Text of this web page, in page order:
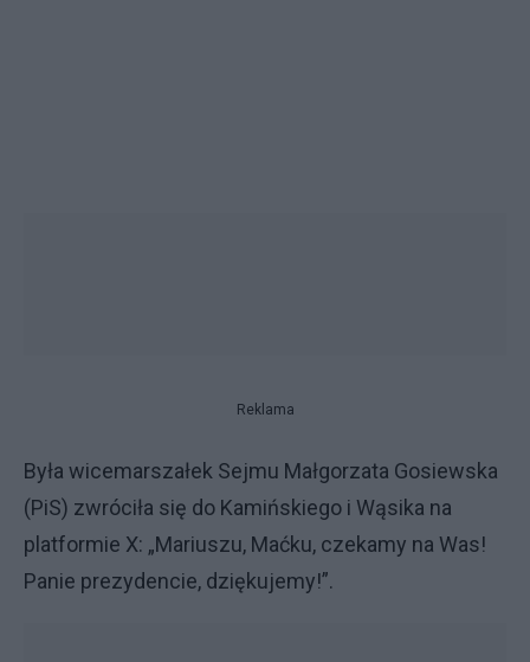
Reklama
Była wicemarszałek Sejmu Małgorzata Gosiewska
(PiS) zwróciła się do Kamińskiego i Wąsika na
platformie X: „Mariuszu, Maćku, czekamy na Was!
Panie prezydencie, dziękujemy!”.